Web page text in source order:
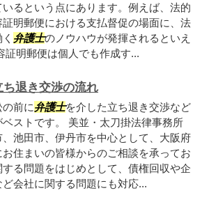
るという点にあります。例えば、法的
明郵便における支払督促の場面に、法
弁護士のノウハウが発揮されるといえ
証明郵便は個人でも作成す...
退き交渉の流れ
前に弁護士を介した立ち退き交渉など
ストです。 美並・太刀掛法律事務所
、池田市、伊丹市を中心として、大阪府
住まいの皆様からのご相談を承ってお
る問題をはじめとして、債権回収や企
ど会社に関する問題にも対応...